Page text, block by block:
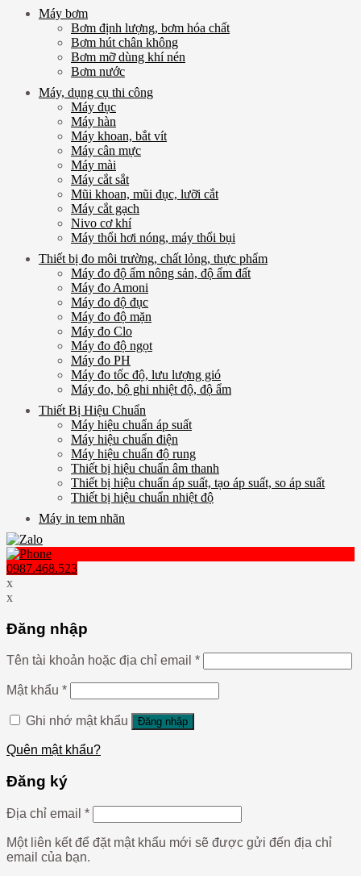
Máy bơm
Bơm định lượng, bơm hóa chất
Bơm hút chân không
Bơm mỡ dùng khí nén
Bơm nước
Máy, dụng cụ thi công
Máy đục
Máy hàn
Máy khoan, bắt vít
Máy cân mực
Máy mài
Máy cắt sắt
Mũi khoan, mũi đục, lưỡi cắt
Máy cắt gạch
Nivo cơ khí
Máy thổi hơi nóng, máy thổi bụi
Thiết bị đo môi trường, chất lỏng, thực phẩm
Máy đo độ ẩm nông sản, độ ẩm đất
Máy đo Amoni
Máy đo độ đục
Máy đo độ mặn
Máy đo Clo
Máy đo độ ngọt
Máy đo PH
Máy đo tốc độ, lưu lượng gió
Máy đo, bộ ghi nhiệt độ, độ ẩm
Thiết Bị Hiệu Chuẩn
Máy hiệu chuẩn áp suất
Máy hiệu chuẩn điện
Máy hiệu chuẩn độ rung
Thiết bị hiệu chuẩn âm thanh
Thiết bị hiệu chuẩn áp suất, tạo áp suất, so áp suất
Thiết bị hiệu chuẩn nhiệt độ
Máy in tem nhãn
0987.468.523
x
x
Đăng nhập
Tên tài khoản hoặc địa chỉ email *
Mật khẩu *
Ghi nhớ mật khẩu Đăng nhập
Quên mật khẩu?
Đăng ký
Địa chỉ email *
Một liên kết để đặt mật khẩu mới sẽ được gửi đến địa chỉ
email của bạn.